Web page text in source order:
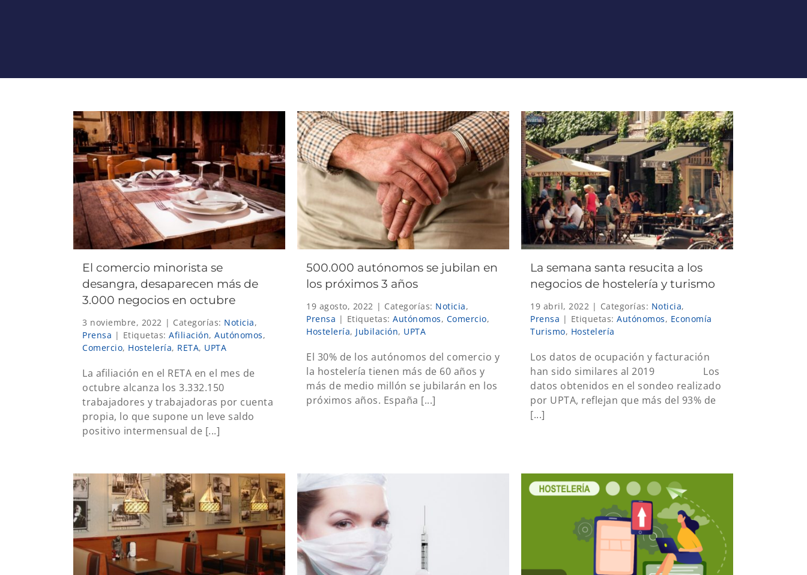
El comercio minorista se
desangra, desaparecen más de
3.000 negocios en octubre
3 noviembre, 2022 | Categorías: Noticia,
Prensa | Etiquetas: Afiliación, Autónomos,
Comercio, Hostelería, RETA, UPTA
La afiliación en el RETA en el mes de
octubre alcanza los 3.332.150
trabajadores y trabajadoras por cuenta
propia, lo que supone un leve saldo
positivo intermensual de [...]
500.000 autónomos se jubilan en
los próximos 3 años
19 agosto, 2022 | Categorías: Noticia,
Prensa | Etiquetas: Autónomos, Comercio,
Hostelería, Jubilación, UPTA
El 30% de los autónomos del comercio y
la hostelería tienen más de 60 años y
más de medio millón se jubilarán en los
próximos años. España [...]
La semana santa resucita a los
negocios de hostelería y turismo
19 abril, 2022 | Categorías: Noticia,
Prensa | Etiquetas: Autónomos, Economía
Turismo, Hostelería
Los datos de ocupación y facturación
han sido similares al 2019 Los
datos obtenidos en el sondeo realizado
por UPTA, reflejan que más del 93% de
[...]